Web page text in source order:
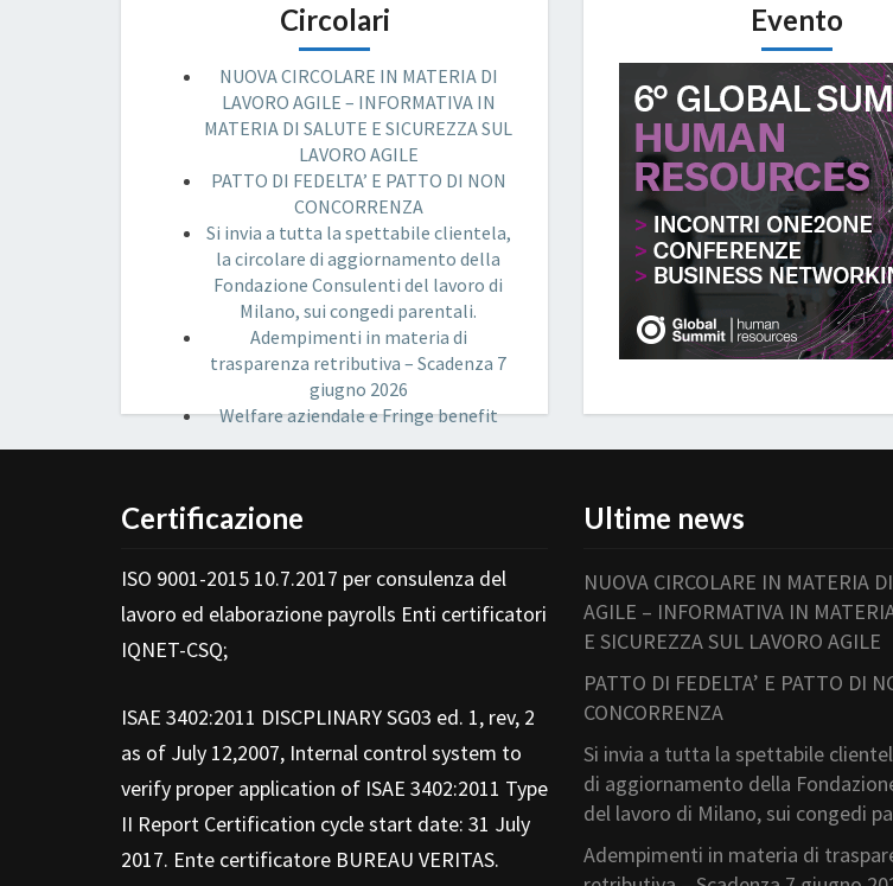
Circolari
NUOVA CIRCOLARE IN MATERIA DI
LAVORO AGILE – INFORMATIVA IN
MATERIA DI SALUTE E SICUREZZA SUL
LAVORO AGILE
PATTO DI FEDELTA’ E PATTO DI NON
CONCORRENZA
Si invia a tutta la spettabile clientela,
la circolare di aggiornamento della
Fondazione Consulenti del lavoro di
Milano, sui congedi parentali.
Adempimenti in materia di
trasparenza retributiva – Scadenza 7
giugno 2026
Welfare aziendale e Fringe benefit
Evento
Certificazione
ISO 9001-2015 10.7.2017 per consulenza del
lavoro ed elaborazione payrolls Enti certificatori
IQNET-CSQ;
ISAE 3402:2011 DISCPLINARY SG03 ed. 1, rev, 2
as of July 12,2007, Internal control system to
verify proper application of ISAE 3402:2011 Type
II Report Certification cycle start date: 31 July
2017. Ente certificatore BUREAU VERITAS.
Ultime news
NUOVA CIRCOLARE IN MATERIA
AGILE – INFORMATIVA IN
E SICUREZZA SUL LAVORO AGILE
PATTO DI FEDELTA’ E PATTO DI
CONCORRENZA
Si invia a tutta la spettabile
di aggiornamento della
del lavoro di Milano, sui congedi
Adempimenti in materia di